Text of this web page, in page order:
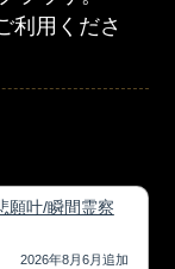
利用くださ
願叶/瞬間霊察
2026年8月6月追加